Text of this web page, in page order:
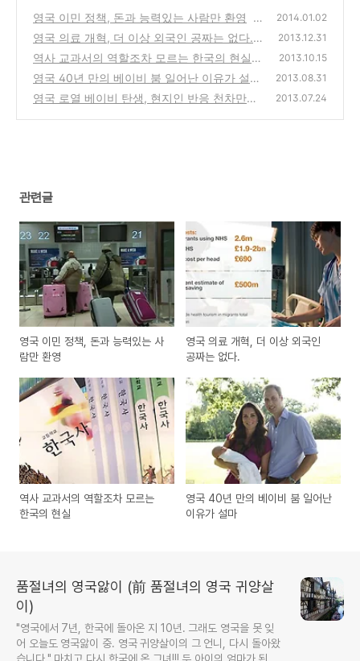
영국 이민 정책, 돈과 능력있는 사람만 환영
(3
4)
2014.01.02
영국 의료 개혁, 더 이상 외국인 공짜는 없다.
(17)
2013.12.31
역사 교과서의 역할조차 모르는 한국의 현실
(10)
2013.10.15
영국 40년 만의 베이비 붐 일어난 이유가 설마
(5)
2013.08.31
영국 로열 베이비 탄생, 현지인 반응 천차만별 2013.07.24
관련글
영국 이민 정책, 돈과 능력있는 사
람만 환영
영국 의료 개혁, 더 이상 외국인
공짜는 없다.
역사 교과서의 역할조차 모르는
한국의 현실
영국 40년 만의 베이비 붐 일어난
이유가 설마
품절녀의 영국앓이 (前 품절녀의 영국 귀양살
이)
"영국에서 7년, 한국에 돌아온 지 10년. 그래도 영국을 못 잊
어 오늘도 영국앓이 중. 영국 귀양살이의 그 언니, 다시 돌아왔